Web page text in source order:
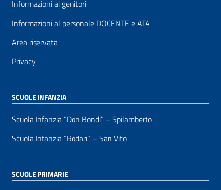
Informazioni ai genitori
Informazioni al personale DOCENTE e ATA
Area riservata
Privacy
SCUOLE INFANZIA
Scuola Infanzia “Don Bondi” – Spilamberto
Scuola Infanzia “Rodari” – San Vito
SCUOLE PRIMARIE